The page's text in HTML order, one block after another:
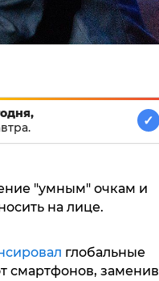
✓
"умным" очкам и
на лице.
глобальные
смартфонов, заменив